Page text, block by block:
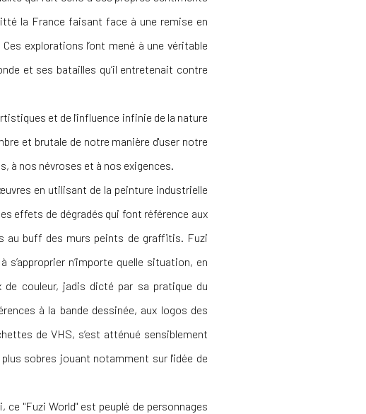
la France faisant face à une remise en
explorations l’ont mené à une véritable
et ses batailles qu’il entretenait contre
et de l'influence infinie de la nature
et brutale de notre manière d'user notre
à nos névroses et à nos exigences.
en utilisant de la peinture industrielle
effets de dégradés qui font référence aux
au buff des murs peints de graffitis. Fuzi
s’approprier n’importe quelle situation, en
de couleur, jadis dicté par sa pratique du
à la bande dessinée, aux logos des
de VHS, s’est atténué sensiblement
sobres jouant notamment sur l'idée de
ce "Fuzi World" est peuplé de personnages